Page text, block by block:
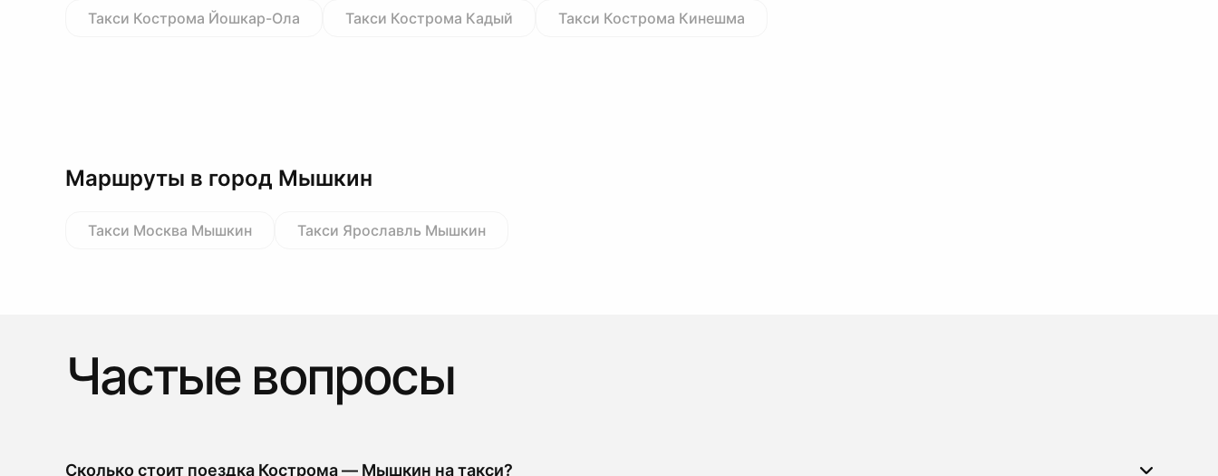
Такси Кострома Йошкар-Ола Такси Кострома Кадый Такси Кострома Кинешма
Маршруты в город Мышкин
Такси Москва Мышкин Такси Ярославль Мышкин
Частые вопросы
Сколько стоит поездка Кострома — Мышкин на такси?